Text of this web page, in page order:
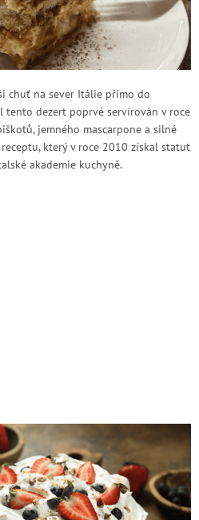
chuť na sever Itálie přímo do
tento dezert poprvé servírován v roce
jemného mascarpone a silné
který v roce 2010 získal statut
akademie kuchyně.